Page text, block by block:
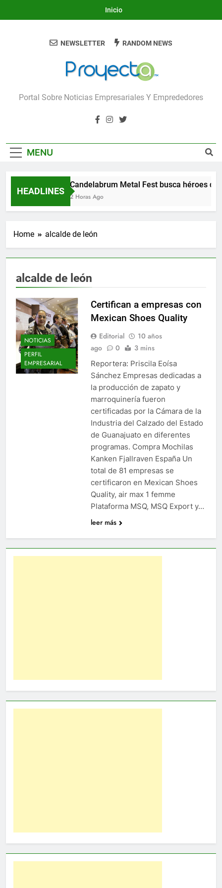
Inicio
Proyecta
Portal Sobre Noticias Empresariales Y Emprededores
NEWSLETTER RANDOM NEWS
MENU
HEADLINES
Candelabrum Metal Fest busca héroes de
2 Horas Ago
Home alcalde de león
alcalde de león
NOTICIAS
PERFIL
EMPRESARIAL
Certifican a empresas con
Mexican Shoes Quality
Editorial
10 años
ago
0 3 mins
Reportera: Priscila Eoísa
Sánchez Empresas dedicadas a
la producción de zapato y
marroquinería fueron
certificadas por la Cámara de la
Industria del Calzado del Estado
de Guanajuato en diferentes
programas. Compra Mochilas
Kanken Fjallraven España Un
total de 81 empresas se
certificaron en Mexican Shoes
Quality, air max 1 femme
Plataforma MSQ, MSQ Export y…
leer más